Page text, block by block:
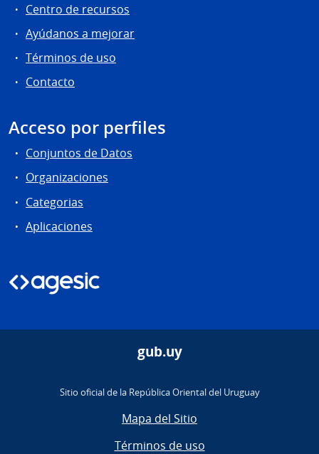
Centro de recursos
Ayúdanos a mejorar
Términos de uso
Contacto
Acceso por perfiles
Conjuntos de Datos
Organizaciones
Categorias
Aplicaciones
gub.uy
Sitio oficial de la República Oriental del Uruguay
Mapa del Sitio
Términos de uso